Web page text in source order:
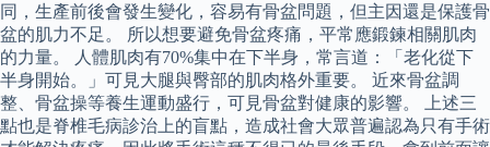
同，生產前後會發生變化，容易有骨盆問題，但主因還是保護骨
盆的肌力不足。 所以想要避免骨盆疼痛，平常應鍛鍊相關肌肉
的力量。 人體肌肉有70%集中在下半身，常言道：「老化從下
半身開始。」可見大腿與臀部的肌肉格外重要。 近來骨盆調
整、骨盆操等養生運動盛行，可見骨盆對健康的影響。 上述三
點也是脊椎毛病診治上的盲點，造成社會大眾普遍認為只有手術